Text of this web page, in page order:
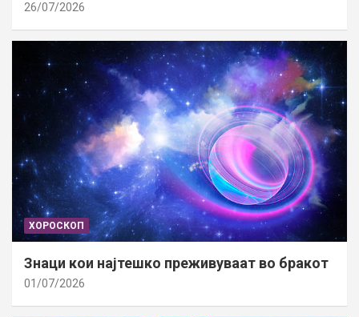
26/07/2026
ХОРОСКОП
Знаци кои најтешко преживуваат во бракот
01/07/2026